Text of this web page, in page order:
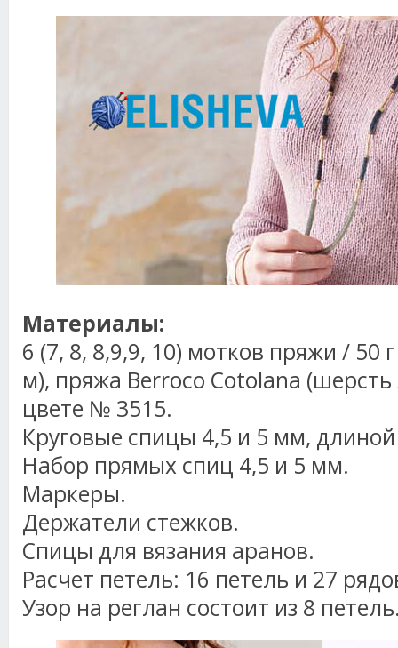
Материалы:
6 (7, 8, 8,9,9, 10) мотков пряжи / 50
м), пряжа Berroco Cotolana
цвете № 3515.
Круговые спицы 4,5 и 5 мм,
Набор прямых спиц 4,5 и 5 мм.
Маркеры.
Держатели стежков.
Спицы для вязания аранов.
Расчет петель: 16 петель и 27
Узор на реглан состоит из 8